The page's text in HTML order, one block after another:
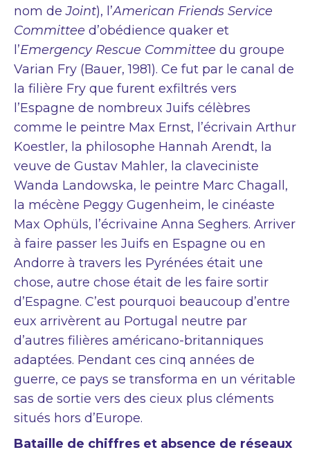
nom deJoint), l’American Friends Service
Committee d’obédience quaker et
l’Emergency Rescue Committee du groupe
Varian Fry (Bauer, 1981). Ce fut par le canal de
la filière Fry que furent exfiltrés vers
l’Espagne de nombreux Juifs célèbres
comme le peintre Max Ernst, l’écrivain Arthur
Koestler, la philosophe Hannah Arendt, la
veuve de Gustav Mahler, la claveciniste
Wanda Landowska, le peintre Marc Chagall,
la mécène Peggy Gugenheim, le cinéaste
Max Ophüls, l’écrivaine Anna Seghers. Arriver
à faire passer les Juifs en Espagne ou en
Andorre à travers les Pyrénées était une
chose, autre chose était de les faire sortir
d’Espagne. C’est pourquoi beaucoup d’entre
eux arrivèrent au Portugal neutre par
d’autres filières américano-britanniques
adaptées. Pendant ces cinq années de
guerre, ce pays se transforma en un véritable
sas de sortie vers des cieux plus cléments
situés hors d’Europe.
Bataille de chiffres et absence de réseaux